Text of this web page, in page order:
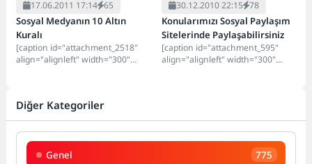
17.06.2011 17:14 65
Sosyal Medyanın 10 Altın
Kuralı
[caption id="attachment_2518"
align="alignleft" width="300"
herkes...
30.12.2010 22:15 78
Konularımızı Sosyal Paylaşım
Sitelerinde Paylaşabilirsiniz
[caption id="attachment_595"
align="alignleft" width="300"
Diğer Kategoriler
Genel 775